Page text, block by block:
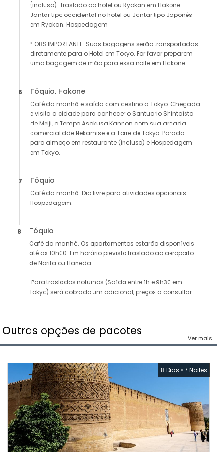
(incluso). Traslado ao hotel ou Ryokan em Hakone.
Jantar tipo occidental no hotel ou Jantar tipo Japonês
em Ryokan. Hospedagem
* OBS IMPORTANTE: Suas bagagens serão transportadas
diretamente para o Hotel em Tokyo. Por favor preparem
uma bagagem de mão para essa noite em Hakone.
6 Tóquio, Hakone
Café da manhã e saída com destino a Tokyo. Chegada
e visita a cidade para conhecer o Santuario Shintoísta
de Meiji, o Tempo Asakusa Kannon com sua arcada
comercial dde Nekamise e a Torre de Tokyo. Parada
para almoço em restaurante (incluso) e Hospedagem
em Tokyo.
7 Tóquio
Café da manhã. Dia livre para atividades opcionais.
Hospedagem.
8 Tóquio
Café da manhã. Os apartamentos estarão disponíveis
até as 10h00. Em horário previsto traslado ao aeroporto
de Narita ou Haneda.
· Para traslados noturnos (Saída entre 1h e 9h30 em
Tokyo) será cobrado um adicional, preços a consultar.
Outras opções de pacotes
Ver mais
8 Dias • 7 Noites